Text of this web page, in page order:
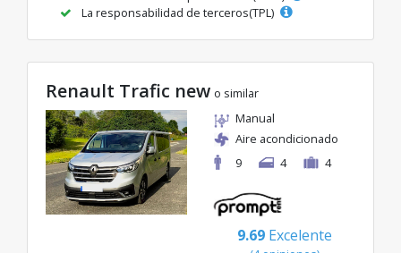
La responsabilidad de terceros(TPL)
Renault Trafic new o similar
Manual
Aire acondicionado
9
4 4
9.69 Excelente